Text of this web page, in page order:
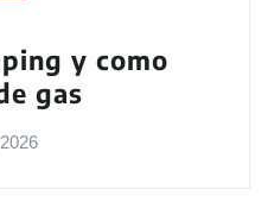
y como
gas